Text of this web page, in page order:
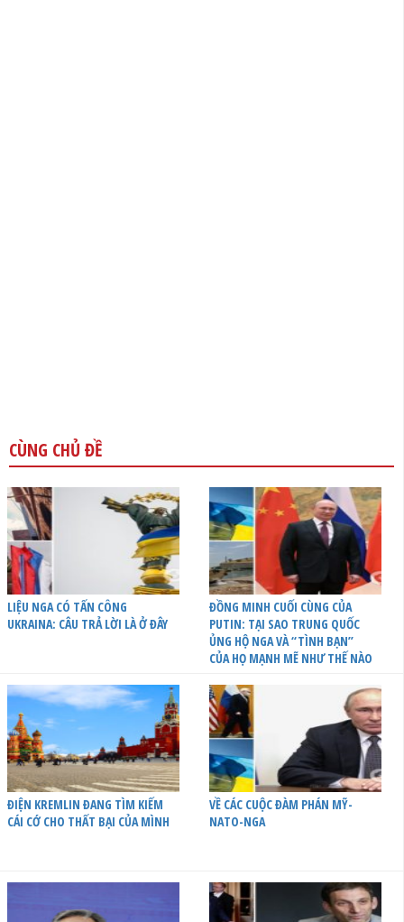
CÙNG CHỦ ĐỀ
LIỆU NGA CÓ TẤN CÔNG
UKRAINA: CÂU TRẢ LỜI LÀ Ở ĐÂY
ĐỒNG MINH CUỐI CÙNG CỦA
PUTIN: TẠI SAO TRUNG QUỐC
ỦNG HỘ NGA VÀ “TÌNH BẠN”
CỦA HỌ MẠNH MẼ NHƯ THẾ NÀO
ĐIỆN KREMLIN ĐANG TÌM KIẾM
CÁI CỚ CHO THẤT BẠI CỦA MÌNH
VỀ CÁC CUỘC ĐÀM PHÁN MỸ-
NATO-NGA